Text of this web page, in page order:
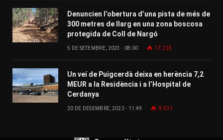
Denuncien l’obertura d’una pista de més de
300 metres de llarg en una zona boscosa
protegida de Coll de Nargó
5 DE SETEMBRE, 2023 - 08:00 17.225
Un veí de Puigcerdà deixa en herència 7,2
MEUR a la Residència i a l’Hospital de
Cerdanya
20 DE DESEMBRE, 2022 - 11:49 9.531